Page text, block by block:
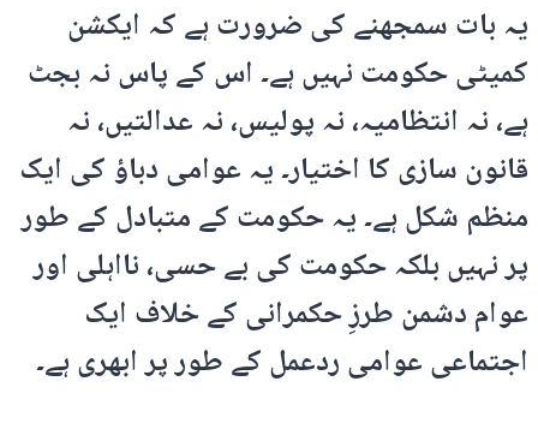
یہ بات سمجھنے کی ضرورت ہے کہ ایکشن
کمیٹی حکومت نہیں ہے۔ اس کے پاس نہ بجٹ
ہے، نہ انتظامیہ، نہ پولیس، نہ عدالتیں، نہ
قانون سازی کا اختیار۔ یہ عوامی دباؤ کی ایک
منظم شکل ہے۔ یہ حکومت کے متبادل کے طور
پر نہیں بلکہ حکومت کی بے حسی، نااہلی اور
عوام دشمن طرزِ حکمرانی کے خلاف ایک
اجتماعی عوامی ردعمل کے طور پر ابھری ہے۔